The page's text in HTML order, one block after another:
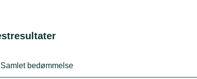
Samlet bedømmelse